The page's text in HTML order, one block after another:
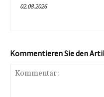
02.08.2026
Kommentieren Sie den